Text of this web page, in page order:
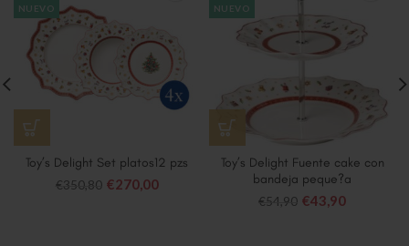
NUEVO
Toy’s Delight Set platos12 pzs
€350,80 €270,00
NUEVO
Toy’s Delight Fuente cake con
bandeja peque?a
€ 54,90 €43,90